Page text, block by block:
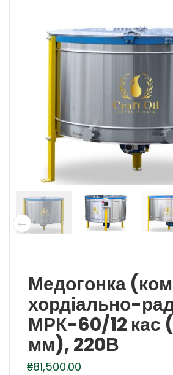
Медогонка
хордіально-
МРК-60/12 кас
мм), 220В
₴81,500.00